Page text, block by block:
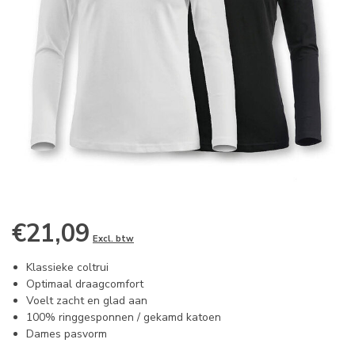
€21,09 Excl. btw
Klassieke coltrui
Optimaal draagcomfort
Voelt zacht en glad aan
100% ringgesponnen / gekamd katoen
Dames pasvorm